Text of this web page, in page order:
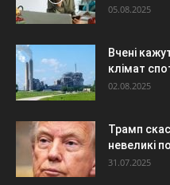
05.08.2025
Вчені
клімат
02.08.2025
Трамп
невеликі
31.07.2025